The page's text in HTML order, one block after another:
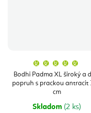
Bodhi Padma XL široký a
popruh s prackou antracit
cm
je
5,0
Skladom (2 ks)